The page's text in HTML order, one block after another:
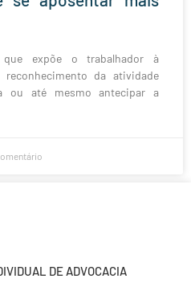
expõe o trabalhador à
da atividade
ou até mesmo antecipar a
DE ADVOCACIA